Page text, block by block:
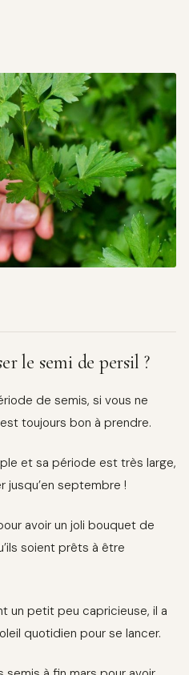
le semi de persil ?
de semis, si vous ne
toujours bon à prendre.
et sa période est très large,
jusqu’en septembre !
avoir un joli bouquet de
soient prêts à être
un petit peu capricieuse, il a
quotidien pour se lancer.